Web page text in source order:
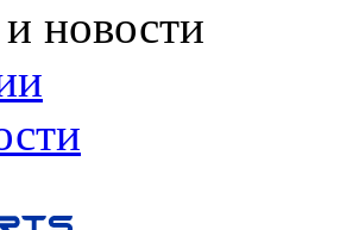
новости